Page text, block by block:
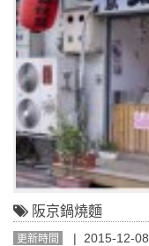
阪京鍋燒麵
更新時間 | 2015-12-08